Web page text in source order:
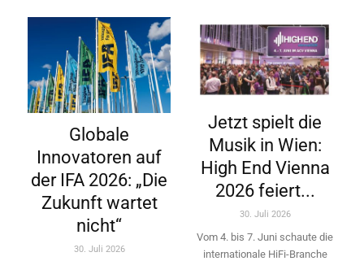
Globale
Innovatoren auf
der IFA 2026: „Die
Zukunft wartet
nicht“
30. Juli 2026
Jetzt spielt die
Musik in Wien:
High End Vienna
2026 feiert...
30. Juli 2026
Vom 4. bis 7. Juni schaute die
internationale HiFi-Branche